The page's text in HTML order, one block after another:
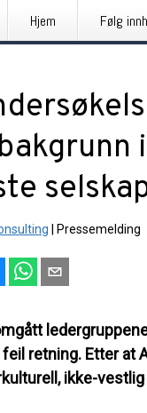
Hjem Følg
Pressemelding
retning. Etter at
ikke-